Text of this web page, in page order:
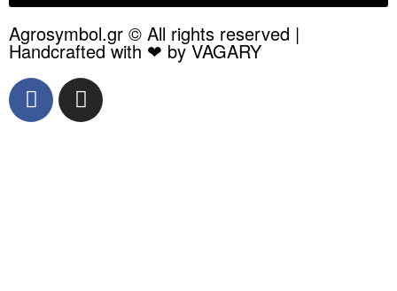
Agrosymbol.gr © All rights reserved |
Handcrafted with ❤ by VAGARY